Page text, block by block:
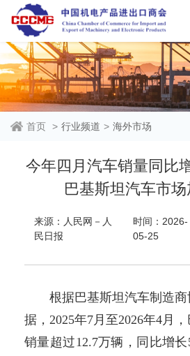
首页 > 行业频道 > 海外市场
今年四月汽车销量同
巴基斯坦汽车市
来源：人民网－人
民日报
时间：2026-
05-25
根据巴基斯坦汽车制造
据，2025年7月至2026年4月
销量超过12.7万辆，同比增